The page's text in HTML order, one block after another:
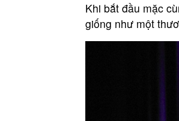
Khi bắt đầu mặc
giống như một